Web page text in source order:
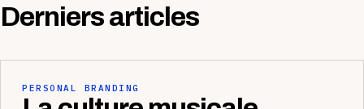
Derniers articles
PERSONAL BRANDING